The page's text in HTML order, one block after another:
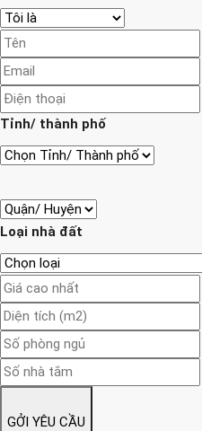
Tỉnh/ thành phố
Loại nhà đất
GỞI YÊU CẦU